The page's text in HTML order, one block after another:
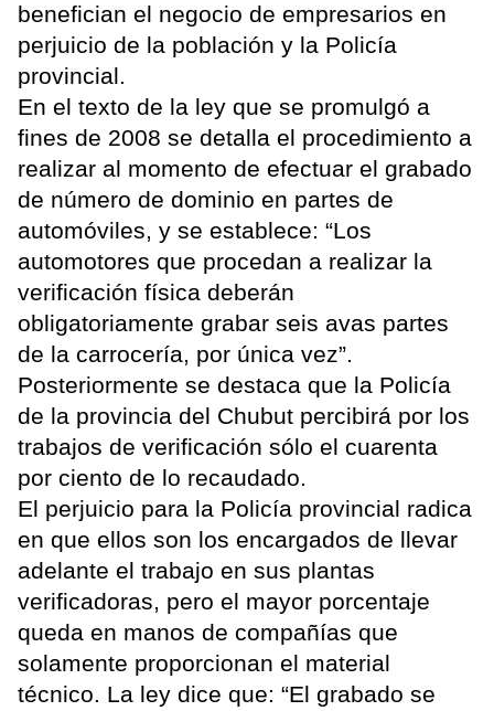
benefician el negocio de empresarios en
perjuicio de la población y la Policía
provincial.
En el texto de la ley que se promulgó a
fines de 2008 se detalla el procedimiento a
realizar al momento de efectuar el grabado
de número de dominio en partes de
automóviles, y se establece: “Los
automotores que procedan a realizar la
verificación física deberán
obligatoriamente grabar seis avas partes
de la carrocería, por única vez”.
Posteriormente se destaca que la Policía
de la provincia del Chubut percibirá por los
trabajos de verificación sólo el cuarenta
por ciento de lo recaudado.
El perjuicio para la Policía provincial radica
en que ellos son los encargados de llevar
adelante el trabajo en sus plantas
verificadoras, pero el mayor porcentaje
queda en manos de compañías que
solamente proporcionan el material
técnico. La ley dice que: “El grabado se